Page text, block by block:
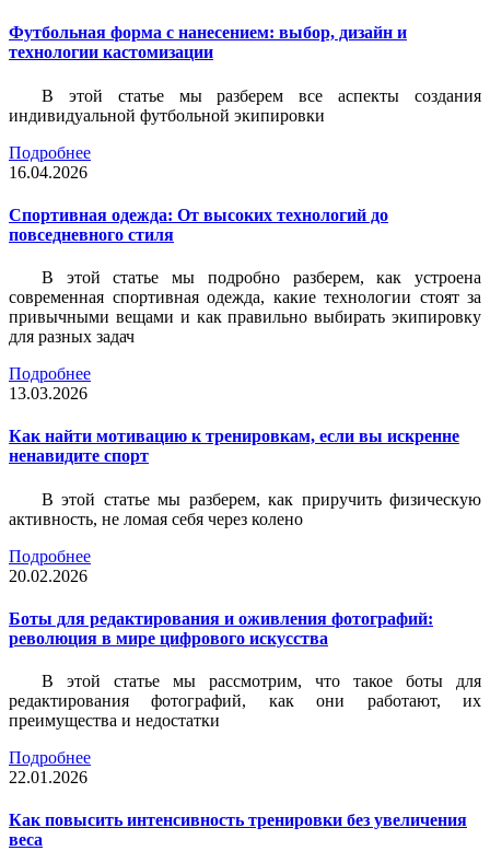
Футбольная форма с нанесением: выбор, дизайн и
технологии кастомизации
В этой статье мы разберем все аспекты создания
индивидуальной футбольной экипировки
Подробнее
16.04.2026
Спортивная одежда: От высоких технологий до
повседневного стиля
В этой статье мы подробно разберем, как устроена
современная спортивная одежда, какие технологии стоят за
привычными вещами и как правильно выбирать экипировку
для разных задач
Подробнее
13.03.2026
Как найти мотивацию к тренировкам, если вы искренне
ненавидите спорт
В этой статье мы разберем, как приручить физическую
активность, не ломая себя через колено
Подробнее
20.02.2026
Боты для редактирования и оживления фотографий:
революция в мире цифрового искусства
В этой статье мы рассмотрим, что такое боты для
редактирования фотографий, как они работают, их
преимущества и недостатки
Подробнее
22.01.2026
Как повысить интенсивность тренировки без увеличения
веса